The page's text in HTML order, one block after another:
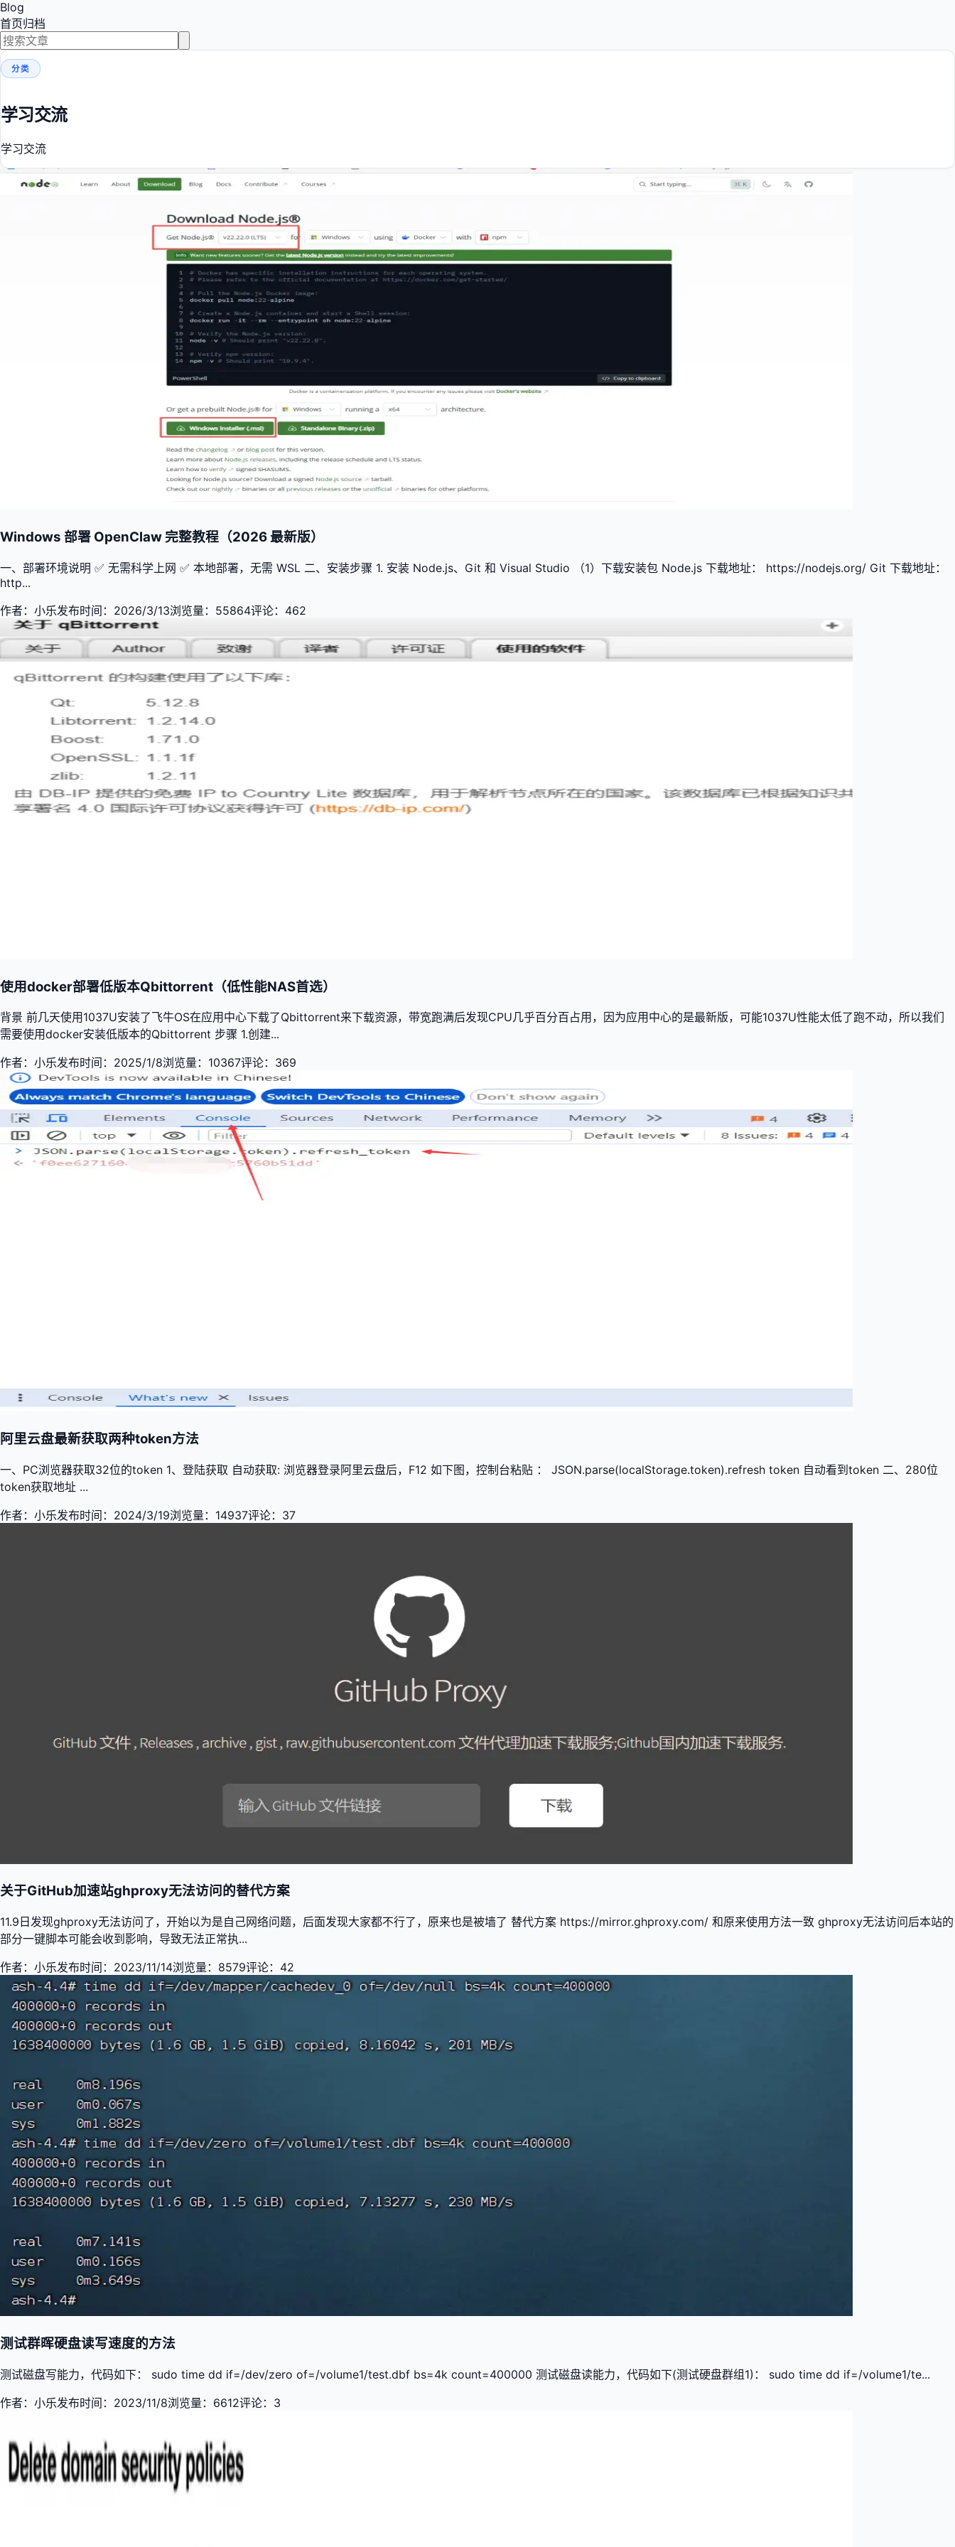
Blog
首页归档
分类
学习交流
学习交流
Windows 部署 OpenClaw 完整教程（2026 最新版）
一、部署环境说明 ✅ 无需科学上网 ✅ 本地部署，无需 WSL 二、安装步骤 1. 安装 Node.js、Git 和 Visual Studio （1）下载安装包 Node.js 下载地址： https://nodejs.org/ Git 下载地址：
http...
作者： 小乐发布时间： 2026/3/13浏览量： 55864评论： 462
使用docker部署低版本Qbittorrent（低性能NAS首选）
背景 前几天使用1037U安装了飞牛OS在应用中心下载了Qbittorrent来下载资源，带宽跑满后发现CPU几乎百分百占用，因为应用中心的是最新版，可能1037U性能太低了跑不动，所以我们
需要使用docker安装低版本的Qbittorrent 步骤 1.创建...
作者： 小乐发布时间： 2025/1/8浏览量： 10367评论： 369
阿里云盘最新获取两种token方法
一、PC浏览器获取32位的token 1、登陆获取 自动获取: 浏览器登录阿里云盘后，F12 如下图，控制台粘贴 ： JSON.parse(localStorage.token).refresh token 自动看到token 二、280位
token获取地址 ...
作者： 小乐发布时间： 2024/3/19浏览量： 14937评论： 37
关于GitHub加速站ghproxy无法访问的替代方案
11.9日发现ghproxy无法访问了，开始以为是自己网络问题，后面发现大家都不行了，原来也是被墙了 替代方案 https://mirror.ghproxy.com/ 和原来使用方法一致 ghproxy无法访问后本站的
部分一键脚本可能会收到影响，导致无法正常执...
作者： 小乐发布时间： 2023/11/14浏览量： 8579评论： 42
测试群晖硬盘读写速度的方法
测试磁盘写能力，代码如下： sudo time dd if=/dev/zero of=/volume1/test.dbf bs=4k count=400000 测试磁盘读能力，代码如下(测试硬盘群组1)： sudo time dd if=/volume1/te...
作者： 小乐发布时间： 2023/11/8浏览量： 6612评论： 3